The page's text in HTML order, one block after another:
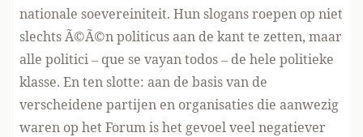
nationale soevereiniteit. Hun slogans roepen op niet
slechts Ã©Ã©n politicus aan de kant te zetten, maar
alle politici – que se vayan todos – de hele politieke
klasse. En ten slotte: aan de basis van de
verscheidene partijen en organisaties die aanwezig
waren op het Forum is het gevoel veel negatiever